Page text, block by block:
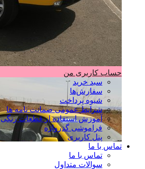
حساب کاربری من
سبد خرید
سفارش‌ها
شیوه پرداخت
شرایط عمومی ضمانت نامه ها
آموزش استفاده از قطعات رنگی
فراموشی گذرواژه
پنل کاربری
تماس با ما
تماس با ما
سوالات متداول